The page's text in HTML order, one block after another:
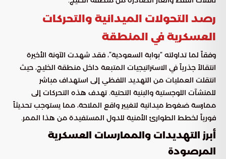
رصد التحولات الميدانية والتحركات
العسكرية في المنطقة
وفقاً لما تداولته “بوابة السعودية”، فقد شهدت الآونة الأخيرة
انتقالاً جذرياً في الاستراتيجيات المتبعة داخل منطقة الخليج، حيث
انتقلت العمليات من التهديد اللفظي إلى استهداف مباشر
للمنشآت اللوجستية والبنية التحتية. تهدف هذه التحركات إلى
ممارسة ضغوط ميدانية لتغيير واقع الملاحة، مما يستوجب تحديثاً
فورياً لخطط الطوارئ الأمنية للدول المستفيدة من هذا الممر.
أبرز التهديدات والممارسات العسكرية
المرصودة